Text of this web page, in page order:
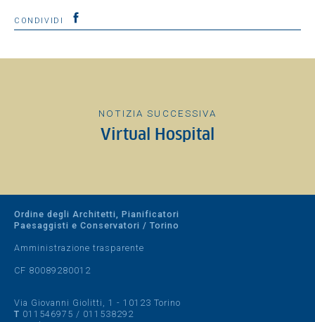
CONDIVIDI
NOTIZIA SUCCESSIVA
Virtual Hospital
Ordine degli Architetti, Pianificatori
Paesaggisti e Conservatori / Torino
Amministrazione trasparente
CF 80089280012
Via Giovanni Giolitti, 1 - 10123 Torino
T 011546975 / 011538292